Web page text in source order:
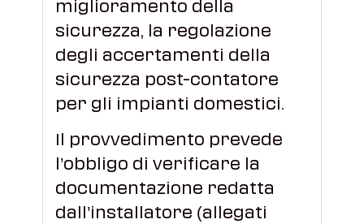
miglioramento della
sicurezza, la regolazione
degli accertamenti della
sicurezza post-contatore
per gli impianti domestici.
Il provvedimento prevede
l’obbligo di verificare la
documentazione redatta
dall’installatore (allegati